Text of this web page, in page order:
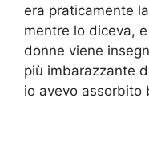
era praticamente
mentre lo diceva,
donne viene
più imbarazzante
io avevo assorbito